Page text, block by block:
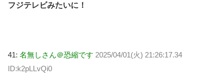
フジテレビみたいに！
41: 名無しさん＠恐縮です 2025/04/01(火) 21:26:17.34
ID:k2pLLvQi0